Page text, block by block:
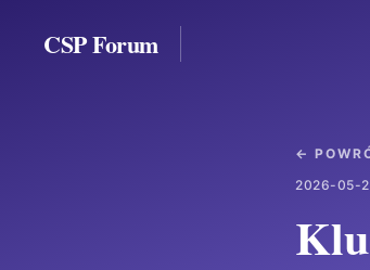
CSP Forum
←
2026-05-